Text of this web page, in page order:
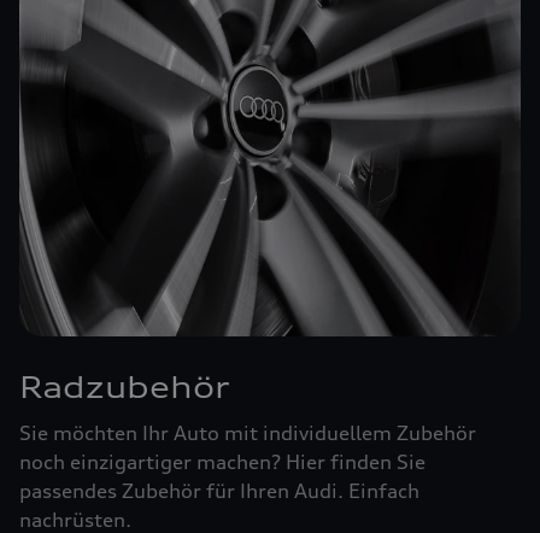
Radzubehör
Sie möchten Ihr Auto mit individuellem Zubehör
noch einzigartiger machen? Hier finden Sie
passendes Zubehör für Ihren Audi. Einfach
nachrüsten.